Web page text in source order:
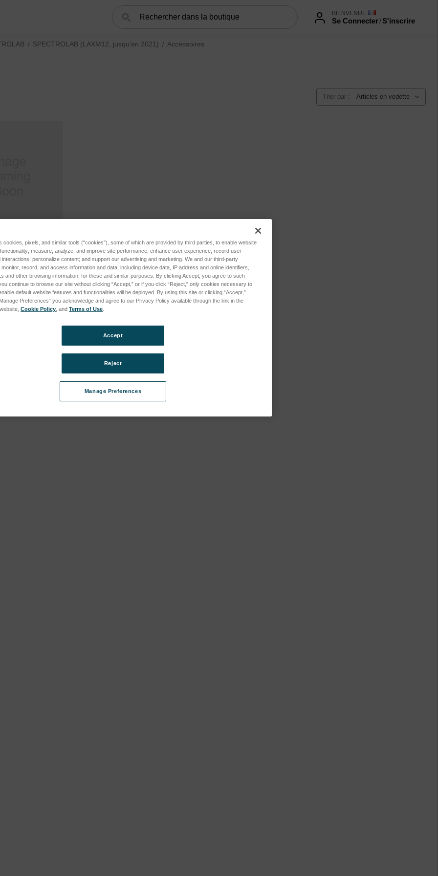
BIENVENUE
Se Connecter/S'inscrire
SPECTROLAB (LAXM12, jusqu'en 2021) Accessoires
(XEP03, jusqu'en 2015) subcategories
D (XEP06, actuel) subcategories
Trier par :
Database
pour
tarifs
cookies, pixels, and similar tools (“cookies”), some of which are provided by third parties, to enable website
measure, analyze, and improve site performance; enhance user experience; record user
personalize content; and support our advertising and marketing. We and our third-party
record, and access information and data, including device data, IP address and online identifiers,
and other browsing information, for these and similar purposes. By clicking Accept, you agree to such
continue to browse our site without clicking “Accept,” or if you click “Reject,” only cookies necessary to
default website features and functionalities will be deployed. By using this site or clicking “Accept,”
Preferences” you acknowledge and agree to our Privacy Policy available through the link in the
Cookie Policy , and Terms of Use
Manage Preferences
Reject
Accept